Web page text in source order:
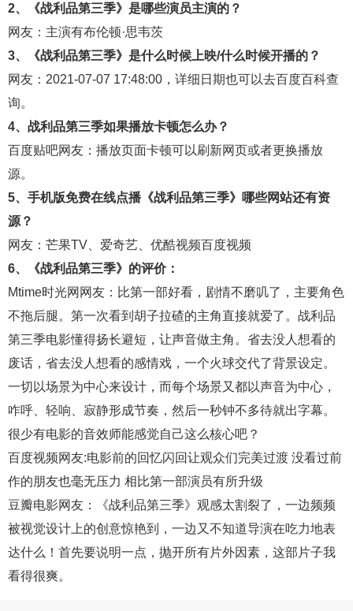
2、《战利品第三季》是哪些演员主演的？
网友：主演有布伦顿·思韦茨
3、《战利品第三季》是什么时候上映/什么时候开播的？
网友：2021-07-07 17:48:00，详细日期也可以去百度百科查
询。
4、战利品第三季如果播放卡顿怎么办？
百度贴吧网友：播放页面卡顿可以刷新网页或者更换播放
源。
5、手机版免费在线点播《战利品第三季》哪些网站还有资
源？
网友： 芒果TV 爱奇艺 优酷视频百度视频
6、《战利品第三季》的评价：
Mtime时光网 网友：比第一部好看，剧情不磨叽了，主要角色
不拖后腿。第一次看到胡子拉碴的主角直接就爱了。战利品
第三季电影懂得扬长避短，让声音做主角。省去没人想看的
废话，省去没人想看的感情戏，一个火球交代了背景设定。
一切以场景为中心来设计，而每个场景又都以声音为中心，
咋呼、轻响、寂静形成节奏，然后一秒钟不多待就出字幕。
很少有电影的音效师能感觉自己这么核心吧？
百度视频网友:电影前的回忆闪回让观众们完美过渡 没看过前
作的朋友也毫无压力 相比第一部演员有所升级
豆瓣电影网友：《战利品第三季》观感太割裂了，一边频频
被视觉设计上的创意惊艳到，一边又不知道导演在吃力地表
达什么！首先要说明一点，抛开所有片外因素，这部片子我
看得很爽。